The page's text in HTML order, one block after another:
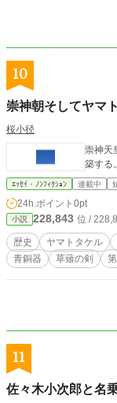
10
崇神朝そしてヤマ
桜小径
崇神天
築する。
ｴｯｾｲ・ﾉﾝﾌｨｸｼｮﾝ 連載中
24h.ポイント 0pt
小説 228,843 位 /
歴史 ヤマトタケル
青銅器
草薙の剣
11
佐々木小次郎と名